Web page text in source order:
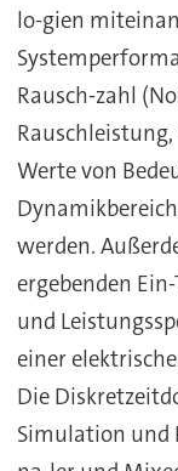
lo-gien
Rausch-zahl
Werte von
werden.
ergebenden
und
einer
Die
Simulation und